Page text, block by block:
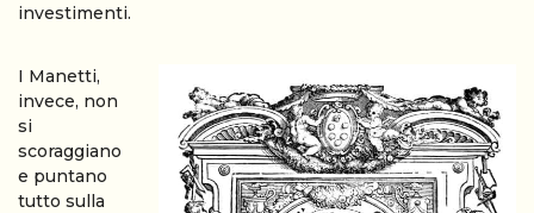
investimenti.
I Manetti,
invece, non
si
scoraggiano
e puntano
tutto sulla